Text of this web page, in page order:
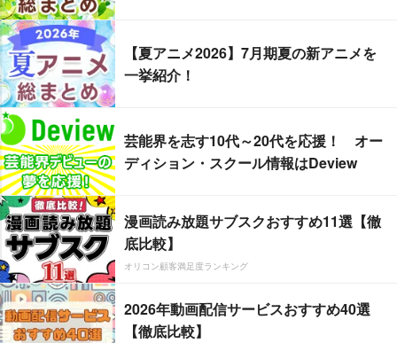
【夏アニメ2026】7月期夏の新アニメを
一挙紹介！
芸能界を志す10代～20代を応援！ オー
ディション・スクール情報はDeview
漫画読み放題サブスクおすすめ11選【徹
底比較】
オリコン顧客満足度ランキング
2026年動画配信サービスおすすめ40選
【徹底比較】